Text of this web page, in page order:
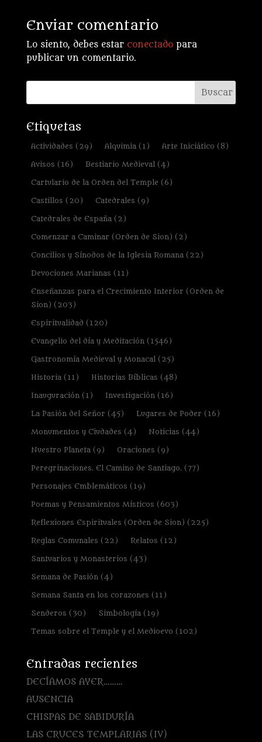
Enviar comentario
Lo siento, debes estar conectadopara
publicar un comentario.
Etiquetas
Actividades (29) Alquimia(1) Arte Iniciático (8)
Avisos (16) Bestiario Medieval(4)
Cartulario de la Orden del Temple (6)
Castillos (20) Catedrales (9)
Catedrales de España(2)
Comenzar a Caminar (Orden de Sion) (2)
Concilios y Sínodos de la Iglesia Romana(22)
Devociones Marianas (11)
Enseñanzas para el Crecimiento Interior (Orden de
Sion) (203)
Espiritualidad (120)
Evangelio del día y Meditación(1546)
Gastronomía Medieval y Monacal(25)
Historia(11) Historias Bíblicas (48)
Inauguración(1) Investigación(16)
La Pasión del Señor (45) Lugares de Poder (16)
Monumentos y Ciudades (4) Noticias (44)
Nuestro Planeta(9) Oraciones (9)
Peregrinaciones. El Camino de Santiago.(77)
Personajes Emblemáticos (19)
Poemas y Pensamientos Místicos (603)
Reflexiones Espirituales (Orden de Sion) (225)
Reglas Comunales (22) Relatos (12)
Santuarios y Monasterios (43)
Semana de Pasión(4)
Semana Santa en los corazones (11)
Senderos (30) Simbología(19)
Temas sobre el Temple y el Medioevo (102)
Entradas recientes
DECÍAMOS AYER………
AUSENCIA
CHISPAS DE SABIDURÍA
LAS CRUCES TEMPLARIAS (IV)